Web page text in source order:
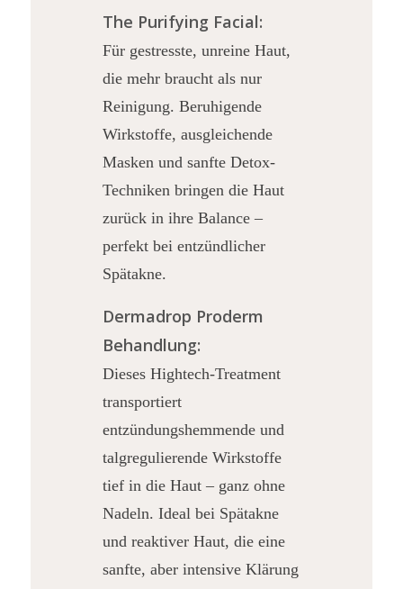
The Purifying Facial:
Für gestresste, unreine Haut,
die mehr braucht als nur
Reinigung. Beruhigende
Wirkstoffe, ausgleichende
Masken und sanfte Detox-
Techniken bringen die Haut
zurück in ihre Balance –
perfekt bei entzündlicher
Spätakne.
Dermadrop Proderm
Behandlung:
Dieses Hightech-Treatment
transportiert
entzündungshemmende und
talgregulierende Wirkstoffe
tief in die Haut – ganz ohne
Nadeln. Ideal bei Spätakne
und reaktiver Haut, die eine
sanfte, aber intensive Klärung